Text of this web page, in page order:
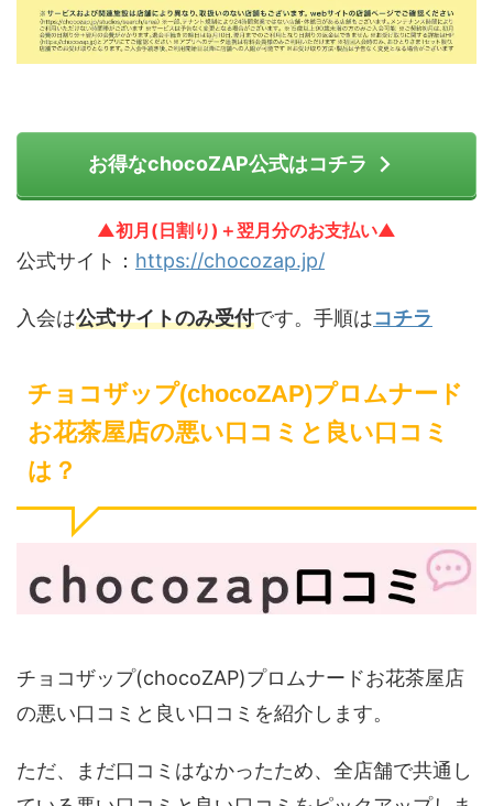
お得なchocoZAP公式はコチラ
▲初月(日割り)＋翌月分のお支払い▲
公式サイト： https://chocozap.jp/
入会は公式サイトのみ受付です。手順はコチラ
チョコザップ(chocoZAP)プロムナード
お花茶屋店の悪い口コミと良い口コミ
は？
チョコザップ(chocoZAP)プロムナードお花茶屋店
の悪い口コミと良い口コミを紹介します。
ただ、まだ口コミはなかったため、全店舗で共通し